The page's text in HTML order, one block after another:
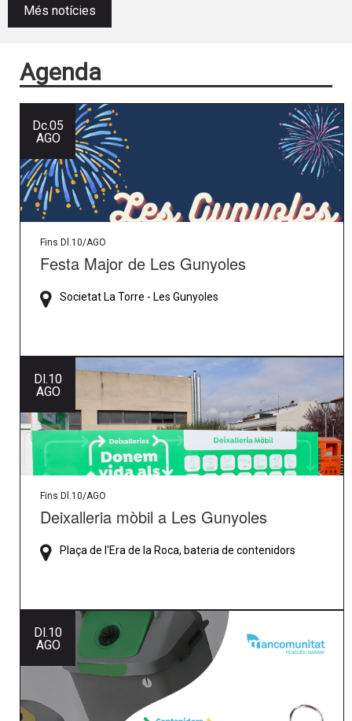
Més notícies
Agenda
Dc.05
AGO
Fins Dl.10/AGO
Festa Major de Les Gunyoles
Societat La Torre - Les Gunyoles
Dl.10
AGO
Fins Dl.10/AGO
Deixalleria mòbil a Les Gunyoles
Plaça de l'Era de la Roca, bateria de contenidors
Dl.10
AGO